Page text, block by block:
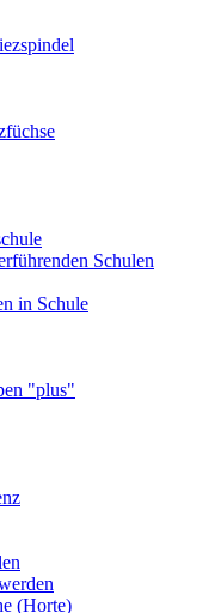
Schulen
in Schule
"plus"
(Horte)